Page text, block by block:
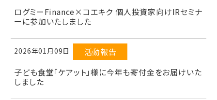
ログミーFinance×コエキク 個人投資家向けIRセミナ
ーに参加いたしました
2026年01月09日
活動報告
子ども食堂「ケアット」様に今年も寄付金をお届けいた
しました